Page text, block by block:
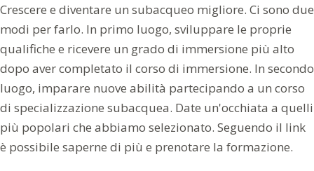
Crescere e diventare un subacqueo migliore. Ci sono due
modi per farlo. In primo luogo, sviluppare le proprie
qualifiche e ricevere un grado di immersione più alto
dopo aver completato il corso di immersione. In secondo
luogo, imparare nuove abilità partecipando a un corso
di specializzazione subacquea. Date un'occhiata a quelli
più popolari che abbiamo selezionato. Seguendo il link
è possibile saperne di più e prenotare la formazione.